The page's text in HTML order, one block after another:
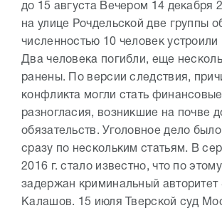
до 15 августа Вечером 14 декабря
на улице Рочдельской две группы
численностью 10 человек устроили
Два человека погибли, еще
ранены. По версии следствия,
конфликта могли стать финансовые
разногласия, возникшие на почве
обязательств. Уголовное дело
сразу по нескольким статьям. В
2016 г. стало известно, что по
задержан криминальный авторитет
Калашов. 15 июля Тверской суд